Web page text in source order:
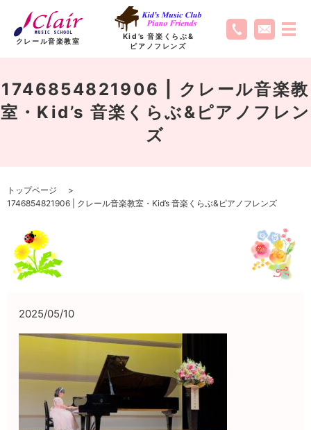
クレール音楽教室
Kid’s 音楽くらぶ&
ピアノフレンズ
1746854821906 | クレール音楽教
室・Kid’s 音楽くらぶ&ピアノフレン
ズ
トップページ
1746854821906 | クレール音楽教室・Kid’s 音楽くらぶ&ピアノフレンズ
2025/05/10